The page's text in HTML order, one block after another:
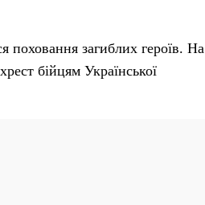
поховання загиблих героїв. На
бійцям Української